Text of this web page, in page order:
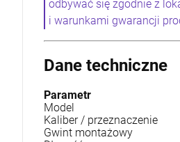
odbywać się zgodnie z
i warunkami gwarancji
Dane techniczne
Parametr
Model
Kaliber / przeznaczenie
Gwint montażowy